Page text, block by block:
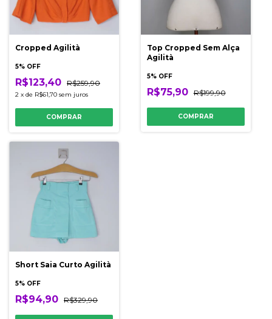
Cropped Agilità
5% OFF
R$123,40 R$259,90
2 x de R$61,70 sem juros
COMPRAR
Top Cropped Sem Alça
Agilità
5% OFF
R$75,90 R$199,90
COMPRAR
Short Saia Curto Agilità
5% OFF
R$94,90 R$329,90